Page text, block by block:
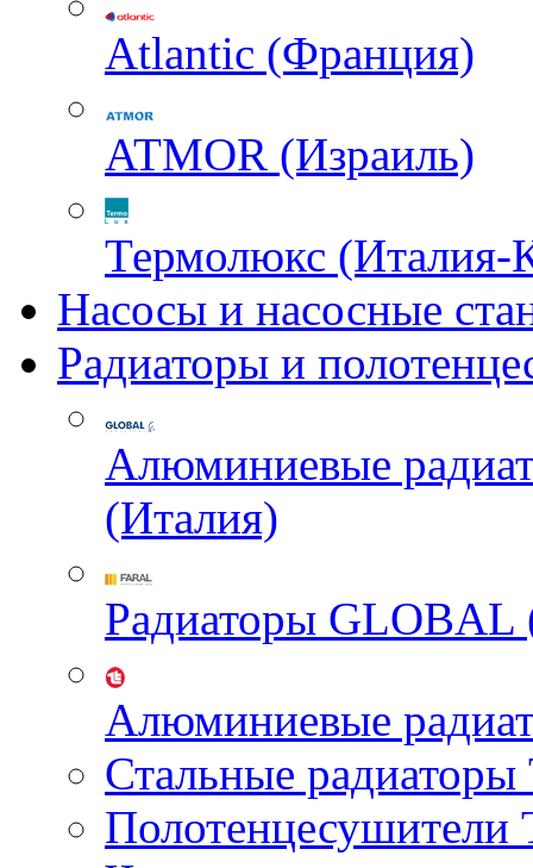
Atlantic (Франция)
ATMOR (Израиль)
Термолюкс (Италия-
Насосы и насосные
Радиаторы и
Алюминиевые
(Италия)
Радиаторы GLOBAL
Алюминиевые
Стальные